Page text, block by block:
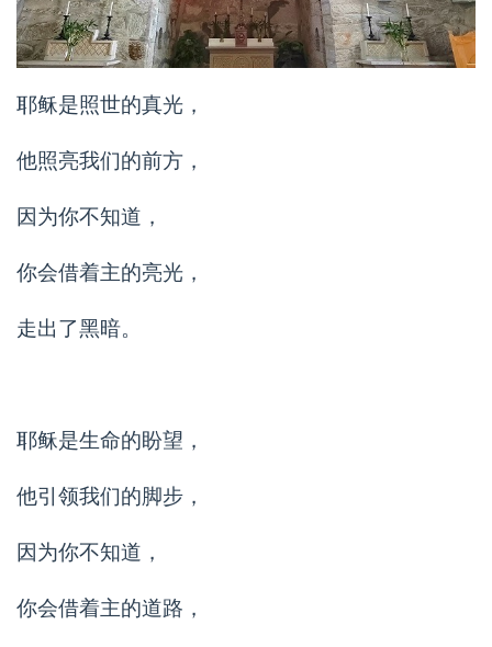
耶稣是照世的真光，
他照亮我们的前方，
因为你不知道，
你会借着主的亮光，
走出了黑暗。
耶稣是生命的盼望，
他引领我们的脚步，
因为你不知道，
你会借着主的道路，